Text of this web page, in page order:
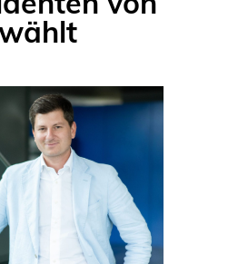
von